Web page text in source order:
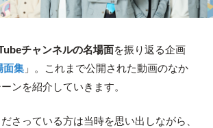
チャンネルの名場面を振り返る企画
面集」。これまで公開された動画のなか
ンを紹介していきます。
さっている方は当時を思い出しながら、